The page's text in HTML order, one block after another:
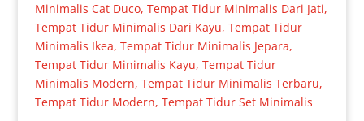
Minimalis Cat Duco, Tempat Tidur Minimalis Dari Jati,
Tempat Tidur Minimalis Dari Kayu, Tempat Tidur
Minimalis Ikea, Tempat Tidur Minimalis Jepara,
Tempat Tidur Minimalis Kayu, Tempat Tidur
Minimalis Modern, Tempat Tidur Minimalis Terbaru,
Tempat Tidur Modern, Tempat Tidur Set Minimalis